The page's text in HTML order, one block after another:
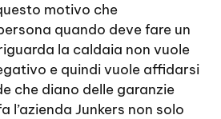
motivo che
quando deve fare un
la caldaia non vuole
e quindi vuole affidarsi
che diano delle garanzie
l’azienda Junkers non solo